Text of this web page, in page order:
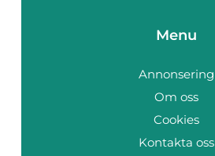
Menu
Annonsering
Om oss
Cookies
Kontakta oss